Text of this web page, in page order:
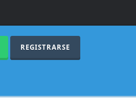
REGISTRARSE